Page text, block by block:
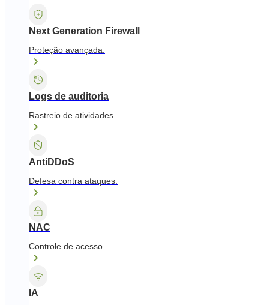
Next Generation Firewall
Proteção avançada.
Logs de auditoria
Rastreio de atividades.
AntiDDoS
Defesa contra ataques.
NAC
Controle de acesso.
IA